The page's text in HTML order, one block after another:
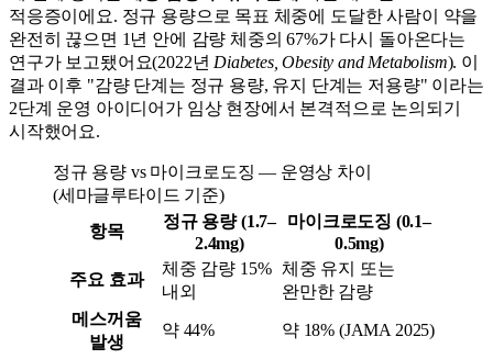
적응증이에요. 정규 용량으로 목표 체중에 도달한 사람이 약을
완전히 끊으면 1년 안에 감량 체중의 67%가 다시 돌아온다는
연구가 보고됐어요(2022년Diabetes, Obesity and Metabolism). 이
결과 이후 "감량 단계는 정규 용량, 유지 단계는 저용량" 이라는
2단계 운영 아이디어가 임상 현장에서 본격적으로 논의되기
시작했어요.
정규 용량 vs 마이크로도징 — 운영상 차이
(세마글루타이드 기준)
항목
정규 용량 (1.7–
2.4mg)
마이크로도징 (0.1–
0.5mg)
주요 효과
체중 감량 15%
내외
체중 유지 또는
완만한 감량
메스꺼움
발생
약 44% 약 18% (JAMA 2025)